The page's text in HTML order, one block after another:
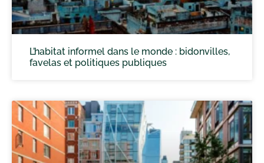
L’habitat informel dans le monde : bidonvilles,
favelas et politiques publiques